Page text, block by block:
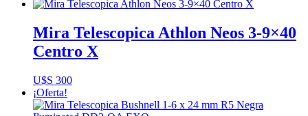
Mira Telescopica Athlon Neos 3-9×40
Centro X
U$S 300
¡Oferta!